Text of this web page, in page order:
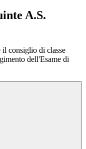
A.S.
consiglio di classe
dell'Esame di